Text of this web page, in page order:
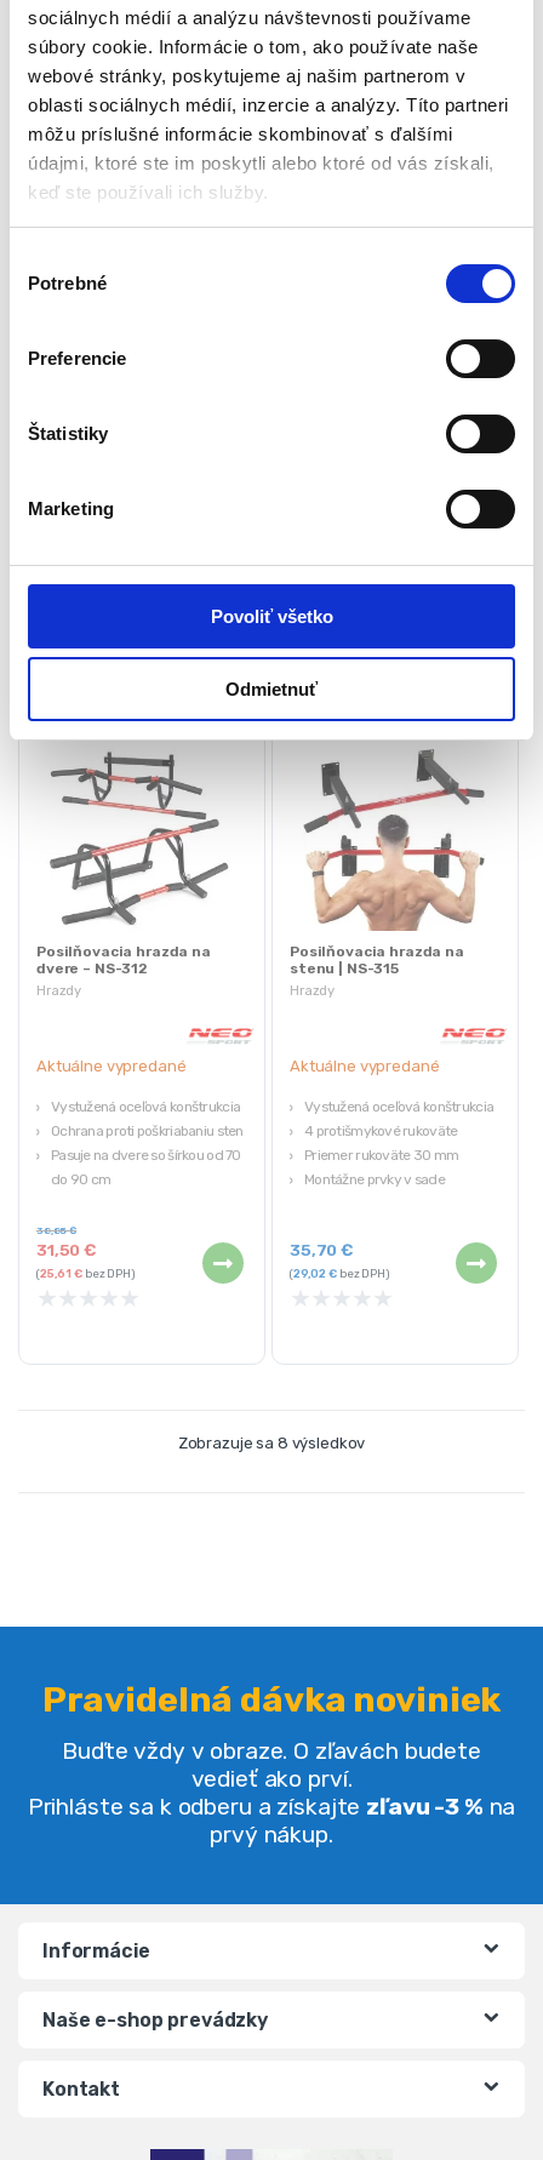
sociálnych médií a analýzu návštevnosti používame
súbory cookie. Informácie o tom, ako používate naše
webové stránky, poskytujeme aj našim partnerom v
oblasti sociálnych médií, inzercie a analýzy. Títo partneri
môžu príslušné informácie skombinovať s ďalšími
údajmi, ktoré ste im poskytli alebo ktoré od vás získali,
keď ste používali ich služby.
Potrebné
Preferencie
Štatistiky
Marketing
Povoliť všetko
Odmietnuť
stenu | 250kg
Rozmery: 94,5 x 49,5 cm
ocele
Nosnosť: 250 kg
45,05€
Posilňovacia hrazda do
dverí 60-85 cm | NS-310
Na zárubne 60 až 85 cm
Vystužená oceľová konštrukcia
Gumené, protišmykové konce
Maximálne zaťaženie 150 kg
12,60€
★★★
Hrazdy
Posilňovacia hrazda na
dvere – NS-312
Aktuálne vypredané
Vystužená oceľová konštrukcia
Ochrana proti poškriabaniu steny
Pasuje na dvere so šírkou od 70
do 90 cm
cm
Maximálne zaťaženie: 150 kg
31,50€
38,85€
(25,61€bez DPH)
★ ★ ★ ★ ★
Hrazdy
Posilňovacia hrazda na
stenu | NS-315
Aktuálne vypredané
Vystužená oceľová konštrukcia
4 protišmykové rukoväte
Priemer rukoväte 30 mm
Montážne prvky v sade
35,70€
(29,02€bez DPH)
★ ★ ★ ★ ★
Zobrazuje sa 8 výsledkov
Pravidelná dávka noviniek
Buďte vždy v obraze. O zľavách budete
vedieť ako prví.
Prihláste sa k odberu a získajte zľavu -3 % na
prvý nákup.
Informácie
Naše e-shop prevádzky
Kontakt